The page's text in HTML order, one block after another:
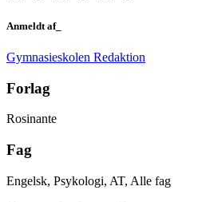
Anmeldt af_
Gymnasieskolen Redaktion
Forlag
Rosinante
Fag
Engelsk, Psykologi, AT, Alle fag